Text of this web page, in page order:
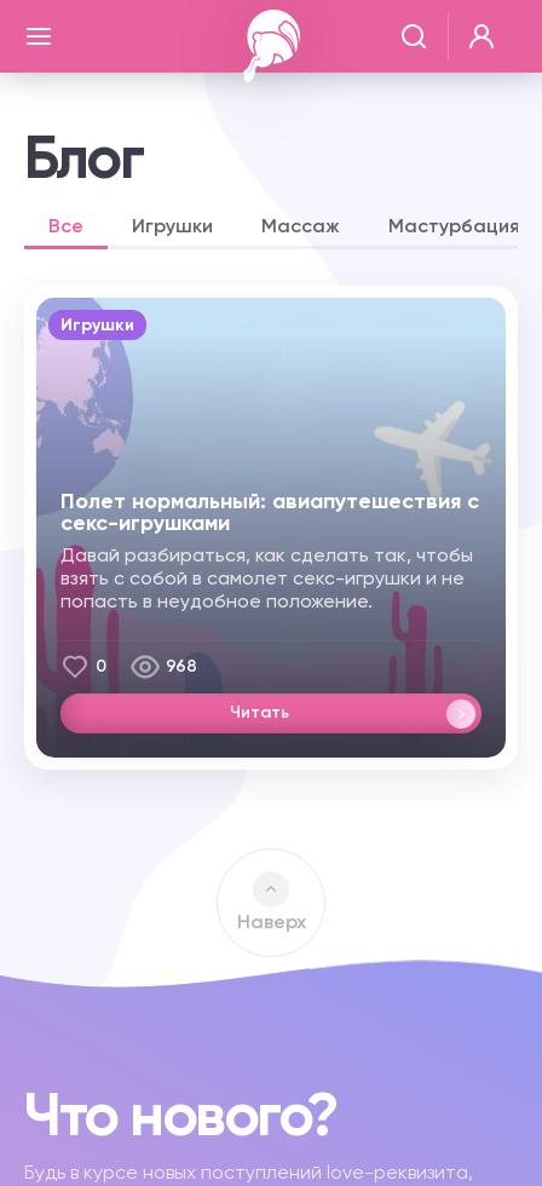
Блог
Все Игрушки Массаж Мастурбация
Игрушки
Полет нормальный: авиапутешествия с
секс-игрушками
Давай разбираться, как сделать так, чтобы
взять с собой в самолет секс-игрушки и не
попасть в неудобное положение.
0 968
Читать
Наверх
Что нового?
Будь в курсе новых поступлений love-реквизита,